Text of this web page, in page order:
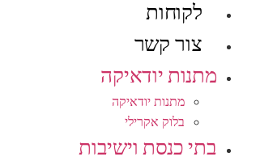
לקוחות
צור קשר
מתנות יודאיקה
מתנות יודאיקה
בלוק אקרילי
בתי כנסת וישיבות